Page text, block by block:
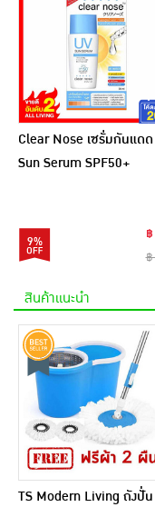
Clear Nose เซรั่มกันแด
Sun Serum SPF50+
9%
฿
฿
สินค้าแนะนำ
TS Modern Living ถังปั่น